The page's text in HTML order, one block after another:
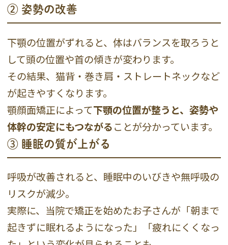
② 姿勢の改善
下顎の位置がずれると、体はバランスを取ろうと
して頭の位置や首の傾きが変わります。
その結果、猫背・巻き肩・ストレートネックなど
が起きやすくなります。
顎顔面矯正によって下顎の位置が整うと、姿勢や
体幹の安定にもつながることが分かっています。
③ 睡眠の質が上がる
呼吸が改善されると、睡眠中のいびきや無呼吸の
リスクが減少。
実際に、当院で矯正を始めたお子さんが「朝まで
起きずに眠れるようになった」「疲れにくくなっ